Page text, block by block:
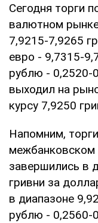
Сегодня торги
валютном
7,9215-7,9265
евро - 9,7315-
рублю - 0,2520-
выходил на
курсу 7,9250
Напомним,
завершились в
гривни за
в диапазоне
рублю - 0,2560-